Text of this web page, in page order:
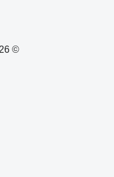
© 2026 Linemedia